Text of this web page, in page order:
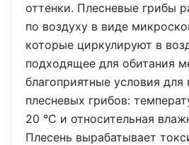
оттенки. Плесневые грибы
по воздуху в виде
которые циркулируют в
подходящее для обитания
благоприятные условия для
плесневых грибов:
20 °C и относительная
Плесень вырабатывает